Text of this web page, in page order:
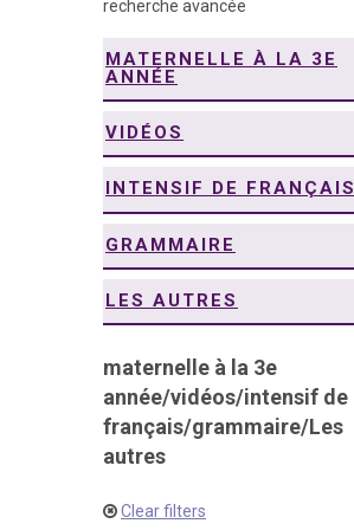
recherche avancée
MATERNELLE À LA 3E
ANNÉE
VIDÉOS
INTENSIF DE FRANÇAIS
GRAMMAIRE
LES AUTRES
maternelle à la 3e
année/vidéos/intensif de
français/grammaire/Les
autres
Clear filters